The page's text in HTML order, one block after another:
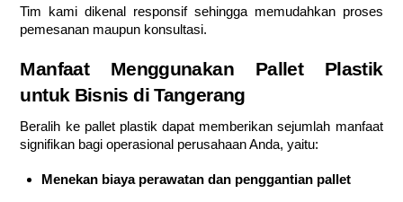
Tim kami dikenal responsif sehingga memudahkan proses
pemesanan maupun konsultasi.
Manfaat Menggunakan Pallet Plastik
untuk Bisnis di Tangerang
Beralih ke pallet plastik dapat memberikan sejumlah manfaat
signifikan bagi operasional perusahaan Anda, yaitu:
Menekan biaya perawatan dan penggantian pallet